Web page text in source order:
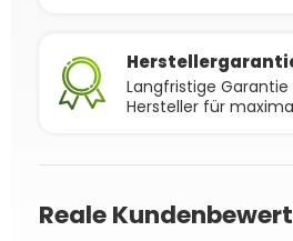
Langfristige
Hersteller für
Reale